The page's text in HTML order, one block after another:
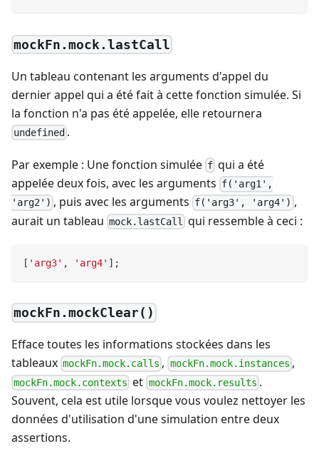
mockFn.mock.lastCall
Un tableau contenant les arguments d'appel du
dernier appel qui a été fait à cette fonction simulée. Si
la fonction n'a pas été appelée, elle retournera
undefined .
Par exemple : Une fonction simulée f qui a été
appelée deux fois, avec les arguments f('arg1',
'arg2') , puis avec les arguments f('arg3', 'arg4') ,
aurait un tableau mock.lastCall qui ressemble à ceci :
[ 'arg3' , 'arg4' ] ;
mockFn.mockClear()
Efface toutes les informations stockées dans les
tableaux mockFn.mock.calls , mockFn.mock.instances ,
mockFn.mock.contexts et mockFn.mock.results .
Souvent, cela est utile lorsque vous voulez nettoyer les
données d'utilisation d'une simulation entre deux
assertions.